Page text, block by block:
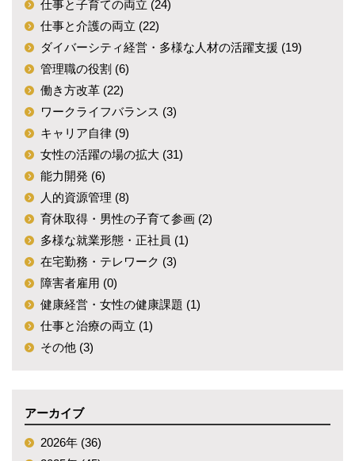
仕事と子育ての両立 (24)
仕事と介護の両立 (22)
ダイバーシティ経営・多様な人材の活躍支援 (19)
管理職の役割 (6)
働き方改革 (22)
ワークライフバランス (3)
キャリア自律 (9)
女性の活躍の場の拡大 (31)
能力開発 (6)
人的資源管理 (8)
育休取得・男性の子育て参画 (2)
多様な就業形態・正社員 (1)
在宅勤務・テレワーク (3)
障害者雇用 (0)
健康経営・女性の健康課題 (1)
仕事と治療の両立 (1)
その他 (3)
アーカイブ
2026年 (36)